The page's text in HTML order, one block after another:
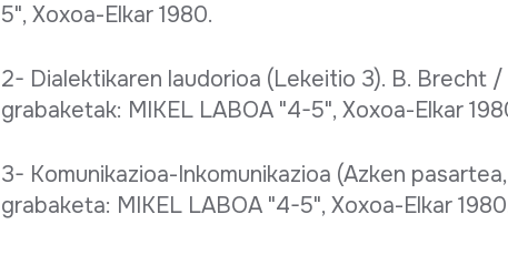
5", Xoxoa-Elkar 1980.
2- Dialektikaren laudorioa (Lekeitio 3). B. Brecht
grabaketak: MIKEL LABOA "4-5", Xoxoa-Elkar
3- Komunikazioa-Inkomunikazioa (Azken
grabaketa: MIKEL LABOA "4-5", Xoxoa-Elkar